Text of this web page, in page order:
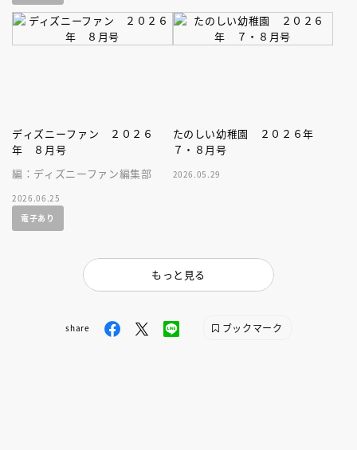
ディズニーファン ２０２６
年 ８月号
編：ディズニーファン編集部
2026.06.25
電子あり
たのしい幼稚園 ２０２６年
７・８月号
2026.05.29
もっと見る
share ブックマーク